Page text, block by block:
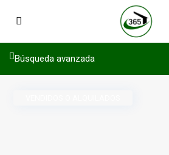
Búsqueda avanzada